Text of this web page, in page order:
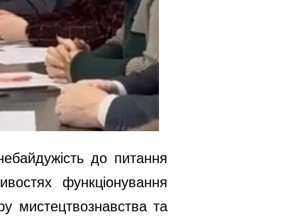
до питання
функціонування
мистецтвознавства та